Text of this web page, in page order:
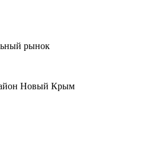
рынок
Новый Крым